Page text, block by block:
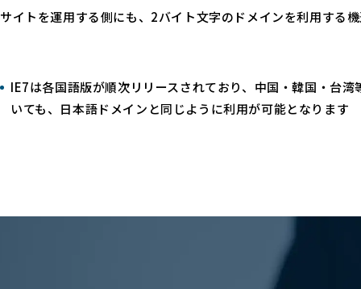
サイトを運用する側にも、2バイト文字のドメインを利用する
IE7は各国語版が順次リリースされており、中国・韓国・台
いても、日本語ドメインと同じように利用が可能となります